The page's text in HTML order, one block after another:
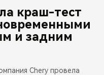
краш-тест
и задним
Chery провела